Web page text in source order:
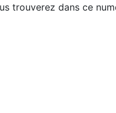
trouverez dans ce